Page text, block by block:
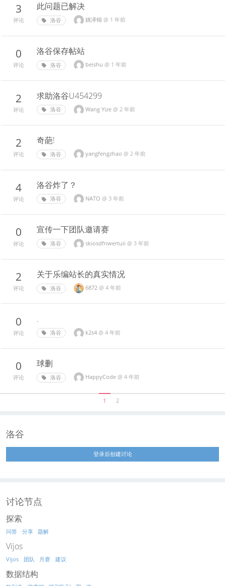
3
评论
此问题已解决
洛谷 姚泽锦 @ 1 年前
0
评论
洛谷保存帖站
洛谷 beishu @ 1 年前
2
评论
求助洛谷U454299
洛谷 Wang Yize @ 2 年前
2
评论
奇葩!
洛谷 yangfengzhao @ 2 年前
4
评论
洛谷炸了？
洛谷 NATO @ 3 年前
0
评论
宣传一下团队邀请赛
洛谷 skiosdfnwertuii @ 3 年前
2
评论
关于乐编站长的真实情况
洛谷 6872 @ 4 年前
0
评论
.
洛谷 k2s4 @ 4 年前
0
评论
球删
洛谷 HappyCode @ 4 年前
1 2
洛谷
登录后创建讨论
讨论节点
探索
问答 分享 题解
Vijos
Vijos 团队 月赛 建议
数据结构